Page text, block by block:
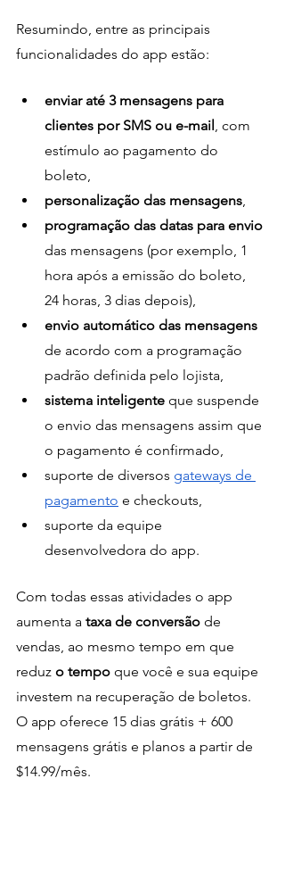
Resumindo, entre as principais
funcionalidades do app estão:
enviar até 3 mensagens para
clientes por SMS ou e-mail , com
estímulo ao pagamento do
boleto,
personalização das mensagens
programação das datas para envio
das mensagens (por exemplo, 1
hora após a emissão do boleto,
24 horas, 3 dias depois),
envio automático das mensagens
de acordo com a programação
padrão definida pelo lojista,
sistema inteligente que suspende
o envio das mensagens assim que
o pagamento é confirmado,
suporte de diversos gateways de
pagamento e checkouts,
suporte da equipe
desenvolvedora do app.
Com todas essas atividades o app
aumenta a taxa de conversão de
vendas, ao mesmo tempo em que
reduz o tempo que você e sua equipe
investem na recuperação de boletos.
O app oferece 15 dias grátis + 600
mensagens grátis e planos a partir de
$14.99/mês.